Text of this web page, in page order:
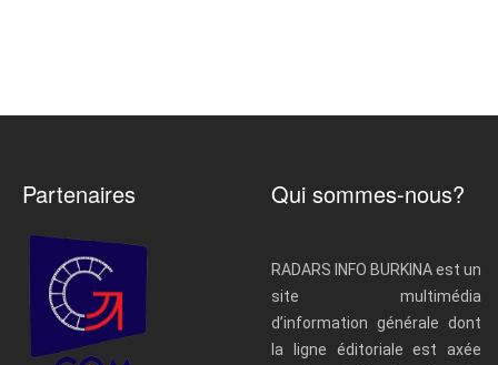
Partenaires Qui sommes-nous?
RADARS INFO BURKINA est un
site multimédia
d’information générale dont
la ligne éditoriale est axée